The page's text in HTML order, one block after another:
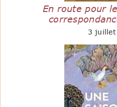
En route pour
3 juillet